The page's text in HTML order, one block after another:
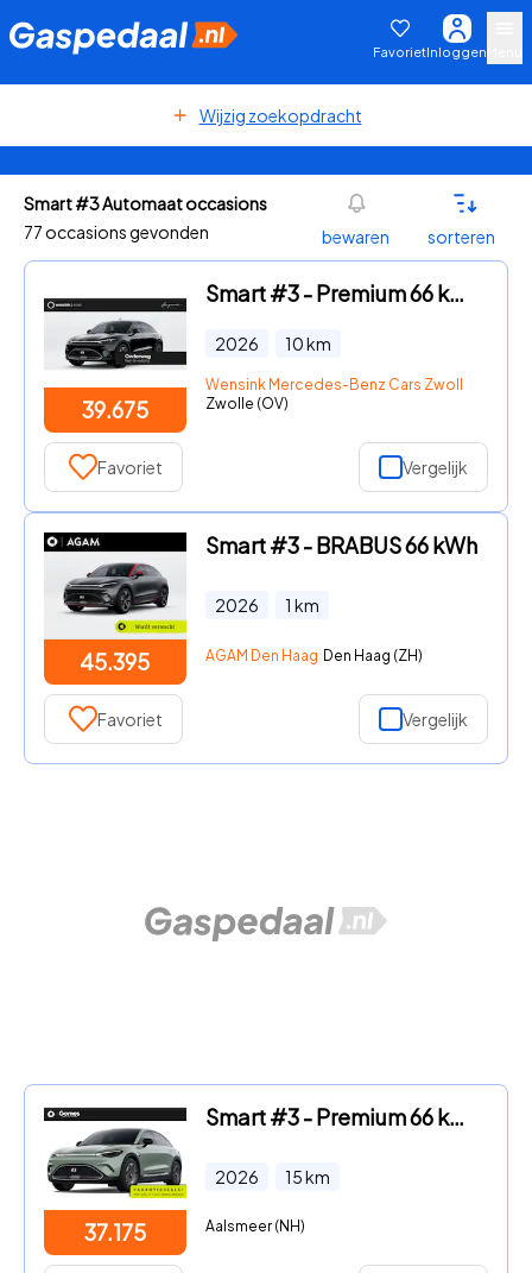
FavorietInloggen
Wijzig zoekopdracht
Smart #3 Automaat occasions
77 occasions gevonden
bewaren sorteren
39.675
Smart #3 - Premium 66 kWh | Warmtepomp | 22 KW laden | Stoel-stuurwiel
2026 10km
Wensink Mercedes-Benz Cars Zwolle
Zwolle (OV)
Favoriet Vergelijk
45.395
Smart #3 - BRABUS 66 kWh
2026 1 km
AGAM Den Haag Den Haag (ZH)
Favoriet Vergelijk
37.175
Smart #3 - Premium 66 kWh VAKANTIE DEALS! | Van € 43.175, - voor € 37.1
2026 15km
Aalsmeer (NH)